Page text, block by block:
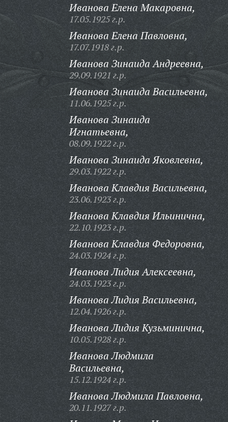
Иванова Елена Макаровна,
17.05.1925 г.р.
Иванова Елена Павловна,
17.07.1918 г.р.
Иванова Зинаида Андреевна,
29.09.1921 г.р.
Иванова Зинаида Васильевна,
11.06.1925 г.р.
Иванова Зинаида
Игнатьевна,
08.09.1922 г.р.
Иванова Зинаида Яковлевна,
29.03.1922 г.р.
Иванова Клавдия Васильевна,
23.06.1923 г.р.
Иванова Клавдия Ильинична,
22.10.1923 г.р.
Иванова Клавдия Федоровна,
24.03.1924 г.р.
Иванова Лидия Алексеевна,
24.03.1923 г.р.
Иванова Лидия Васильевна,
12.04.1926 г.р.
Иванова Лидия Кузьминична,
10.05.1928 г.р.
Иванова Людмила
Васильевна,
15.12.1924 г.р.
Иванова Людмила Павловна,
20.11.1927 г.р.